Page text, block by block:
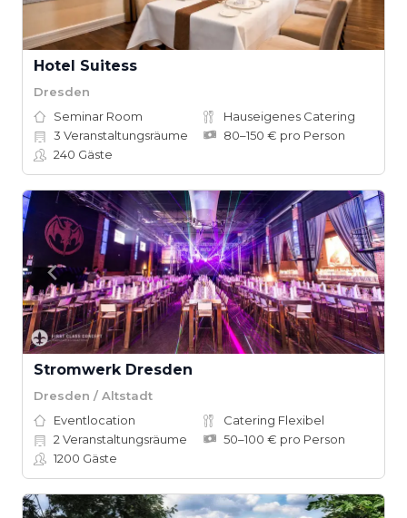
Hotel Suitess
Dresden
Seminar Room
Hauseigenes Catering
3 Veranstaltungsräume
80–150 € pro Person
240 Gäste
Stromwerk Dresden
Dresden / Altstadt
Eventlocation
Catering Flexibel
2 Veranstaltungsräume
50–100 € pro Person
1200 Gäste